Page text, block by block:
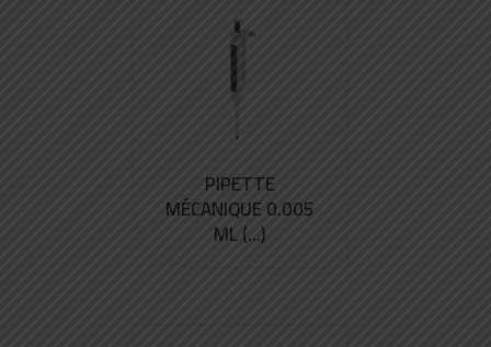
PIPETTE
MÉCANIQUE 0.005
ML (...)